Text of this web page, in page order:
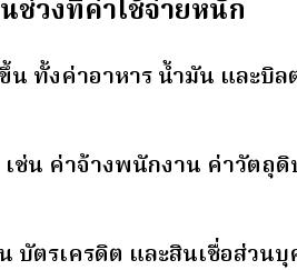
ช่วงที่ค่าใช้จ่ายหนัก
น ทั้งค่าอาหาร น้ำมัน และบิล
เช่น ค่าจ้างพนักงาน ค่าวัตถุดิ
บัตรเครดิต และสินเชื่อส่วน